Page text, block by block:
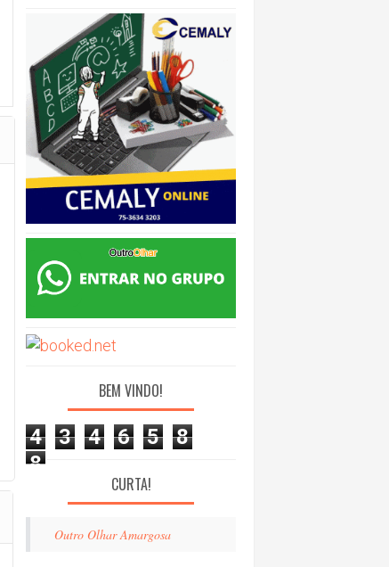
BEM VINDO!
4 3 4 6 5
8
8
CURTA!
Outro Olhar Amargosa